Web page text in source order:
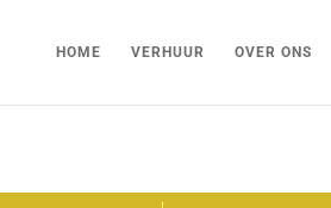
HOME VERHUUR OVER ONS